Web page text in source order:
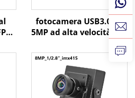
fotocamera USB3.0 da
5MP ad alta velocità con
60fps e 90fps, angolo
ampio senza
distorsione, 1080P HD
per PC